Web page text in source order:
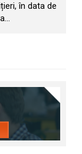
în data de